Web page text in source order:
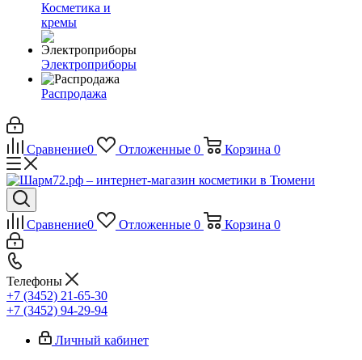
Косметика и
кремы
Электроприборы
Распродажа
Сравнение0 Отложенные 0 Корзина 0
Сравнение0 Отложенные 0 Корзина 0
Телефоны
+7 (3452) 21-65-30
+7 (3452) 94-29-94
Личный кабинет